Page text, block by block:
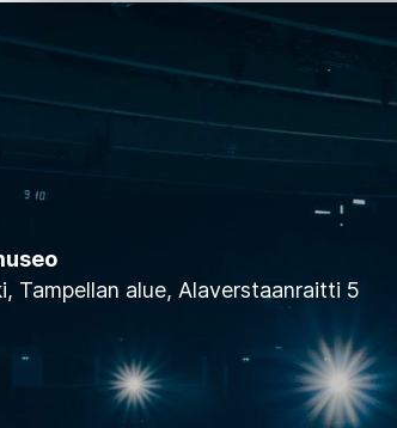
Tampellan alue, Alaverstaanraitti 5